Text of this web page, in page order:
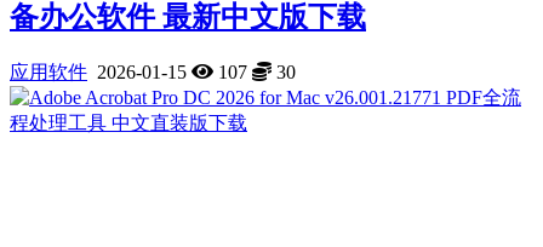
备办公软件 最新中文版下载
应用软件 2026-01-15 107 30